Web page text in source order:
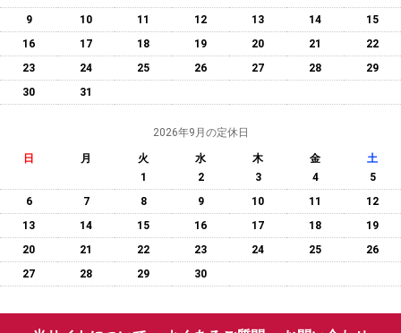
9
10 11 12 13 14
15
16
17 18 19 20 21
22
23
24 25 26 27 28
29
30
31
2026年9月の定休日
日 月 火 水 木 金
土
1
2 3 4
5
6
7 8 9 10 11
12
13
14 15 16 17 18
19
20
21 22 23 24 25
26
27
28 29 30